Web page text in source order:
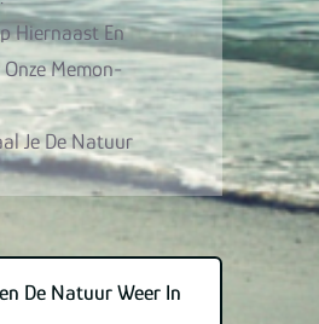
Hiernaast En
Memon-
Je De Natuur
De Natuur Weer In